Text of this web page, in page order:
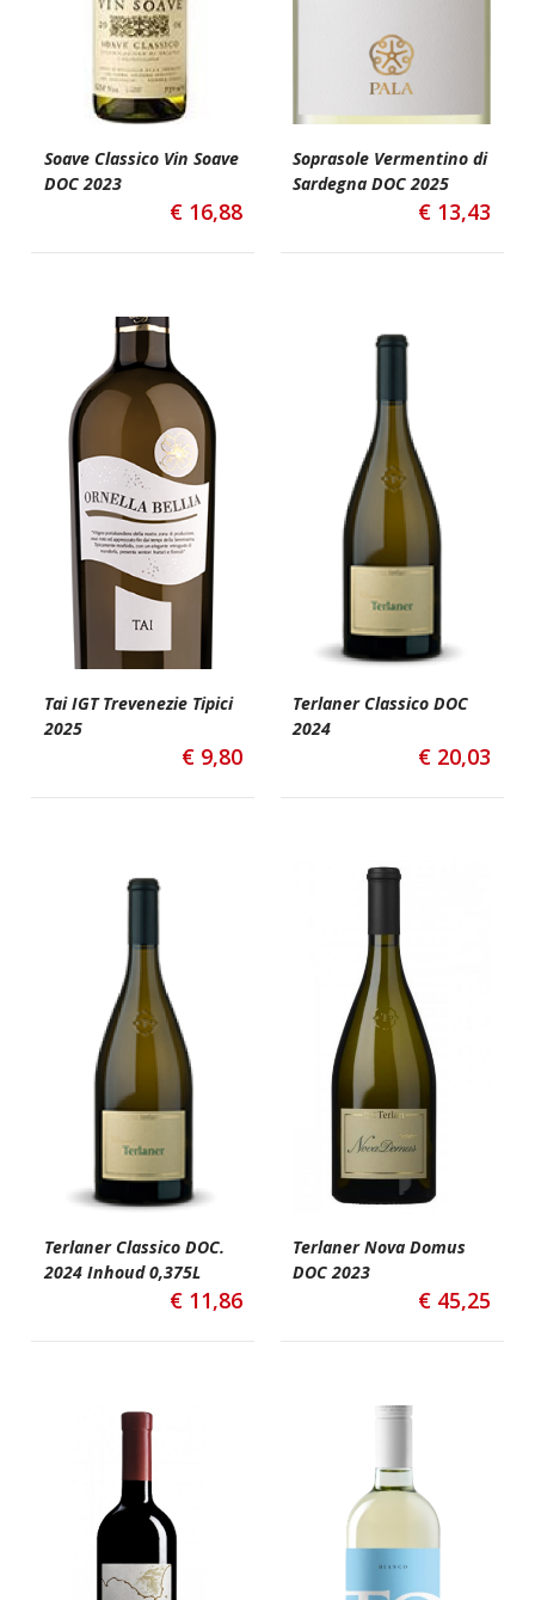
Soave Classico Vin Soave
DOC 2023
€ 16,88
Soprasole Vermentino di
Sardegna DOC 2025
€ 13,43
Tai IGT Trevenezie Tipici
2025
€ 9,80
Terlaner Classico DOC
2024
€ 20,03
Terlaner Classico DOC.
2024 Inhoud 0,375L
€ 11,86
Terlaner Nova Domus
DOC 2023
€ 45,25